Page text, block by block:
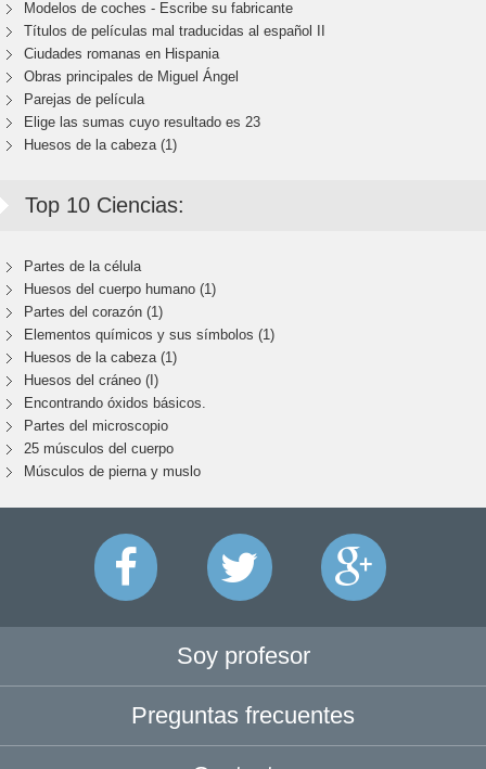
Modelos de coches - Escribe su fabricante
Títulos de películas mal traducidas al español II
Ciudades romanas en Hispania
Obras principales de Miguel Ángel
Parejas de película
Elige las sumas cuyo resultado es 23
Huesos de la cabeza (1)
Top 10 Ciencias:
Partes de la célula
Huesos del cuerpo humano (1)
Partes del corazón (1)
Elementos químicos y sus símbolos (1)
Huesos de la cabeza (1)
Huesos del cráneo (I)
Encontrando óxidos básicos.
Partes del microscopio
25 músculos del cuerpo
Músculos de pierna y muslo
Soy profesor
Preguntas frecuentes